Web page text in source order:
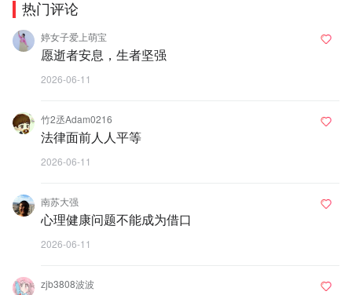
热门评论
婷女子爱上萌宝
愿逝者安息，生者坚强
2026-06-11
竹2丞Adam0216
法律面前人人平等
2026-06-11
南苏大强
心理健康问题不能成为借口
2026-06-11
zjb3808波波